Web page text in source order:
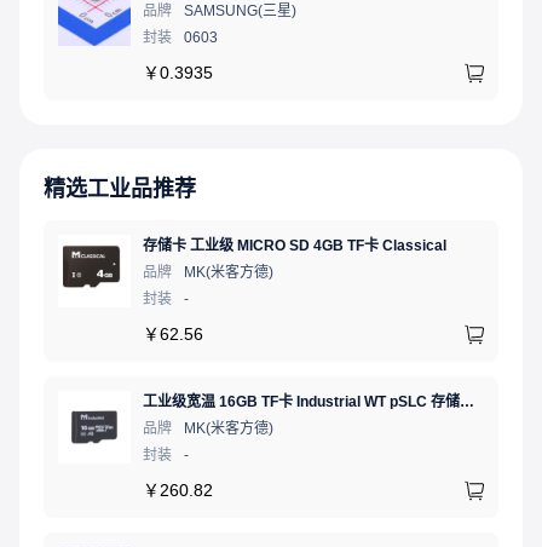
品牌
SAMSUNG(三星)
封装
0603
￥0.3935
精选工业品推荐
存储卡 工业级 MICRO SD 4GB TF卡 Classical
品牌
MK(米客方德)
封装
-
￥62.56
工业级宽温 16GB TF卡 Industrial WT pSLC 存储卡 MICRO SD LDPC纠错 PE 30K 无人机、行车记录仪、安防监控适配
品牌
MK(米客方德)
封装
-
￥ 260.82